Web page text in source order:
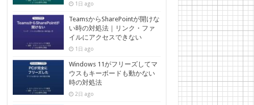
1日 ago
TeamsからSharePointが開けな
い時の対処法｜リンク・ファ
イルにアクセスできない
1日 ago
Windows 11がフリーズしてマ
ウスもキーボードも動かない
時の対処法
2日 ago